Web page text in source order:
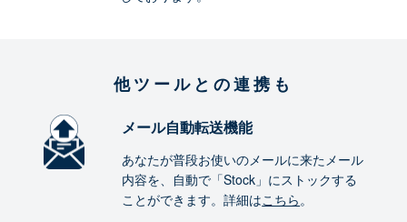
他ツールとの連携も
メール自動転送機能
あなたが普段お使いのメールに来たメール
内容を、自動で「Stock」にストックする
ことができます。詳細はこちら。